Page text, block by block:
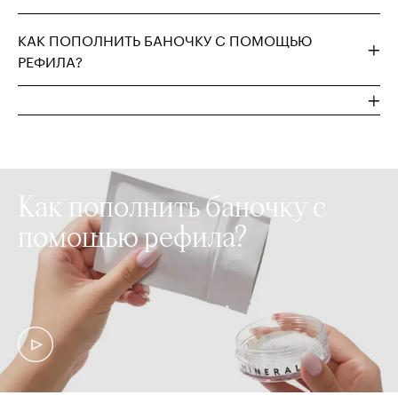
КАК ПОПОЛНИТЬ БАНОЧКУ С ПОМОЩЬЮ
РЕФИЛА?
Как пополнить баночку с
помощью рефила?